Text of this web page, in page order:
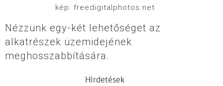
kép: freedigitalphotos.net
Nézzünk egy-két lehetőséget az
alkatrészek üzemidejének
meghosszabbítására.
Hirdetések